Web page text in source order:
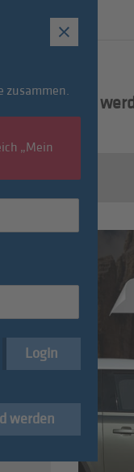
zusammen.
„Mein
Login
werden
Mitglied